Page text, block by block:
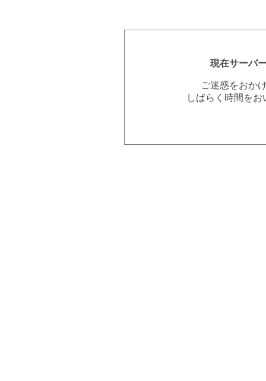
現在サーバ
ご迷惑をおか
しばらく時間を